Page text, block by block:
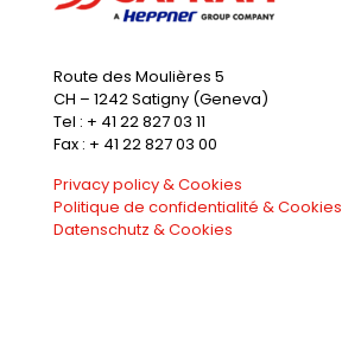
Route des Moulières 5
CH – 1242 Satigny (Geneva)
Tel : + 41 22 827 03 11
Fax : + 41 22 827 03 00
Privacy policy & Cookies
Politique de confidentialité & Cookies
Datenschutz & Cookies